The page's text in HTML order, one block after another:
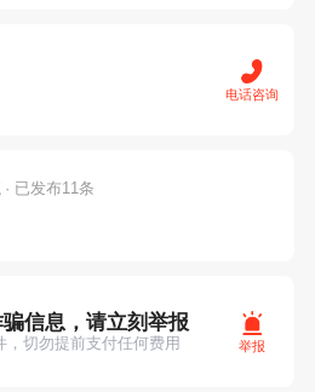
电话咨询
· 已发布11条
信息，请立刻举报
切勿提前支付任何费用 举报